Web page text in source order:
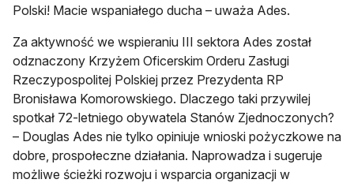
Polski! Macie wspaniałego ducha – uważa Ades.
Za aktywność we wspieraniu III sektora Ades został
odznaczony Krzyżem Oficerskim Orderu Zasługi
Rzeczypospolitej Polskiej przez Prezydenta RP
Bronisława Komorowskiego. Dlaczego taki przywilej
spotkał 72-letniego obywatela Stanów Zjednoczonych?
– Douglas Ades nie tylko opiniuje wnioski pożyczkowe na
dobre, prospołeczne działania. Naprowadza i sugeruje
możliwe ścieżki rozwoju i wsparcia organizacji w